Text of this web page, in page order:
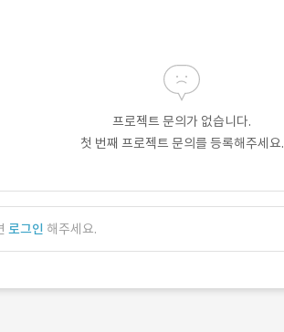
프로젝트 문의가 없습니다.
첫 번째 프로젝트 문의를 등록해주세요.
로그인 해주세요.